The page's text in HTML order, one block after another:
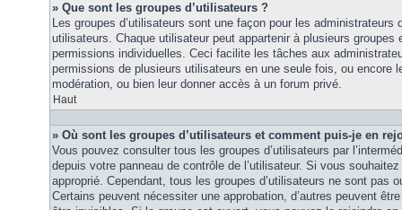
» Que sont les groupes d’utilisateurs ?
Les groupes d’utilisateurs sont une façon pour les administrateurs
utilisateurs. Chaque utilisateur peut appartenir à plusieurs groupes
permissions individuelles. Ceci facilite les tâches aux
permissions de plusieurs utilisateurs en une seule fois, ou encore
modération, ou bien leur donner accès à un forum privé.
Haut
» Où sont les groupes d’utilisateurs et comment puis-je en
Vous pouvez consulter tous les groupes d’utilisateurs par
depuis votre panneau de contrôle de l’utilisateur. Si vous
approprié. Cependant, tous les groupes d’utilisateurs ne sont pas
Certains peuvent nécessiter une approbation, d’autres peuvent